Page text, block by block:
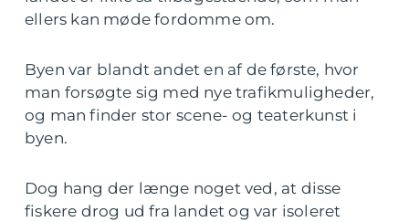
ellers kan møde fordomme om.
Byen var blandt andet en af de første, hvor
man forsøgte sig med nye trafikmuligheder,
og man finder stor scene- og teaterkunst i
byen.
Dog hang der længe noget ved, at disse
fiskere drog ud fra landet og var isoleret